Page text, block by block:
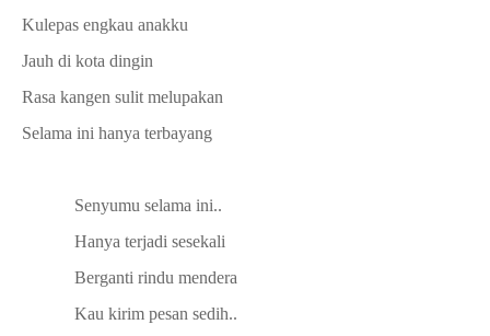
Kulepas engkau anakku
Jauh di kota dingin
Rasa kangen sulit melupakan
Selama ini hanya terbayang
Senyumu selama ini..
Hanya terjadi sesekali
Berganti rindu mendera
Kau kirim pesan sedih..